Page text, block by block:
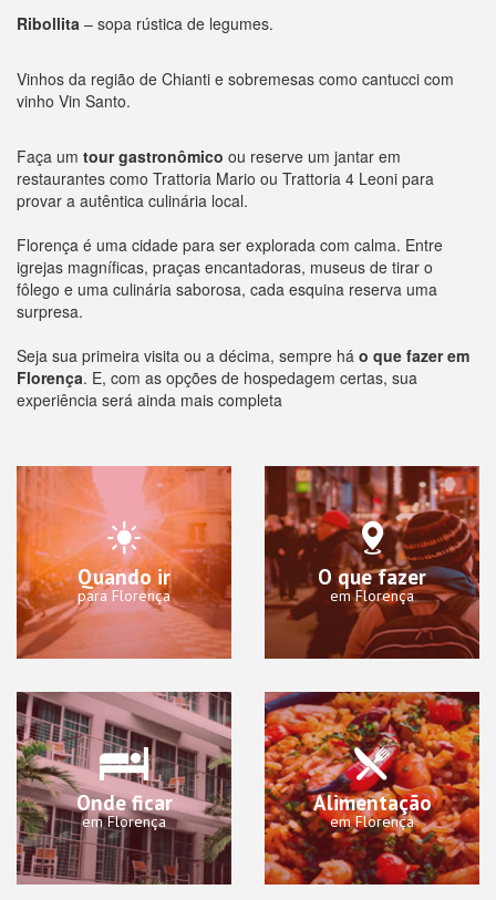
Ribollita – sopa rústica de legumes.
Vinhos da região de Chianti e sobremesas como cantucci com
vinho Vin Santo.
Faça um tour gastronômico ou reserve um jantar em
restaurantes como Trattoria Mario ou Trattoria 4 Leoni para
provar a autêntica culinária local.
Florença é uma cidade para ser explorada com calma. Entre
igrejas magníficas, praças encantadoras, museus de tirar o
fôlego e uma culinária saborosa, cada esquina reserva uma
surpresa.
Seja sua primeira visita ou a décima, sempre há o que fazer em
Florença. E, com as opções de hospedagem certas, sua
experiência será ainda mais completa
Quando ir
para Florença
O que fazer
em Florença
Onde ficar
em Florença
Alimentação
em Florença